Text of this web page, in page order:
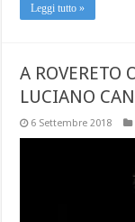
Leggi tutto »
A ROVERETO
LUCIANO
6 Settembre 2018